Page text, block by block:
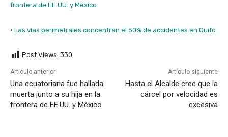
frontera de EE.UU. y México
· Las vías perimetrales concentran el 60% de accidentes en Quito
Post Views: 330
Artículo anterior
Una ecuatoriana fue hallada
muerta junto a su hija en la
frontera de EE.UU. y México
Artículo siguiente
Hasta el Alcalde cree que la
cárcel por velocidad es
excesiva